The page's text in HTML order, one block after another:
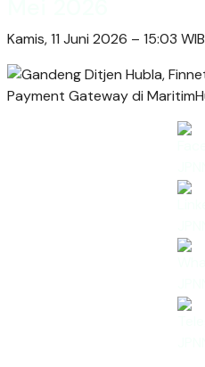
Kamis, 11 Juni 2026 – 15:03 WIB